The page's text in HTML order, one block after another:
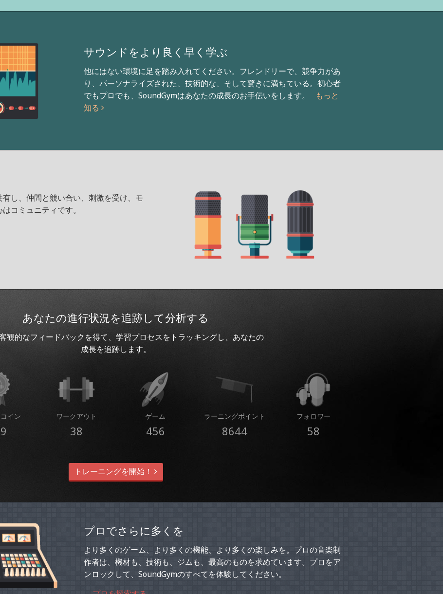
サウンドをより良く早く学ぶ
他にはない環境に足を踏み入れてください。フレンドリーで、競争力があ
り、パーソナライズされた、技術的な、そして驚きに満ちている。初心者
でもプロでも、SoundGymはあなたの成長のお手伝いをします。
もっと
知る
し、仲間と競い合い、刺激を受け、モ
コミュニティです。
あなたの進行状況を追跡して分析する
観的なフィードバックを得て、学習プロセスをトラッキングし、あなたの
成長を追跡します。
イン ワークアウト
38
ゲーム
456
ラーニングポイント
8644
フォロワー
58
トレーニングを開始！
プロでさらに多くを
より多くのゲーム、より多くの機能、より多くの楽しみを。プロの音楽制
作者は、機材も、技術も、ジムも、最高のものを求めています。プロをア
ンロックして、SoundGymのすべてを体験してください。